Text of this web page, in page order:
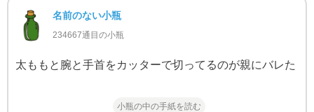
名前のない小瓶
234667通目の小瓶
太ももと腕と手首をカッターで切ってるのが親にバレた
小瓶の中の手紙を読む